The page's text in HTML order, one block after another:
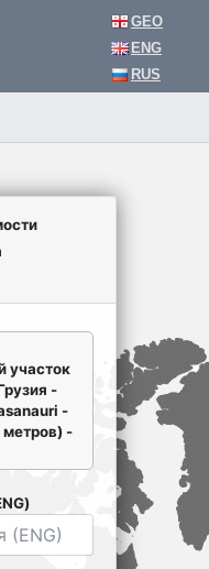
GEO
ENG
RUS
участок
-
-
-